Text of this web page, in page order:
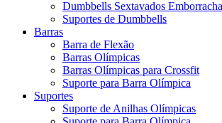
Dumbbells Sextavados
Suportes de Dumbbells
Barras
Barra de Flexão
Barras Olímpicas
Barras Olímpicas para Crossfit
Suporte para Barra Olímpica
Suportes
Suporte de Anilhas Olímpicas